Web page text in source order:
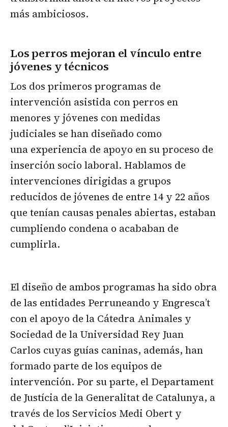
más ambiciosos.
Los perros mejoran el vínculo entre
jóvenes y técnicos
Los dos primeros programas de
intervención asistida con perros en
menores y jóvenes con medidas
judiciales se han diseñado como
una experiencia de apoyo en su proceso de
inserción socio laboral. Hablamos de
intervenciones dirigidas a grupos
reducidos de jóvenes de entre 14 y 22 años
que tenían causas penales abiertas, estaban
cumpliendo condena o acababan de
cumplirla.
El diseño de ambos programas ha sido obra
de las entidades Perruneando y Engresca’t
con el apoyo de la Cátedra Animales y
Sociedad de la Universidad Rey Juan
Carlos cuyas guías caninas, además, han
formado parte de los equipos de
intervención. Por su parte, el Departament
de Justícia de la Generalitat de Catalunya, a
través de los Servicios Medi Obert y